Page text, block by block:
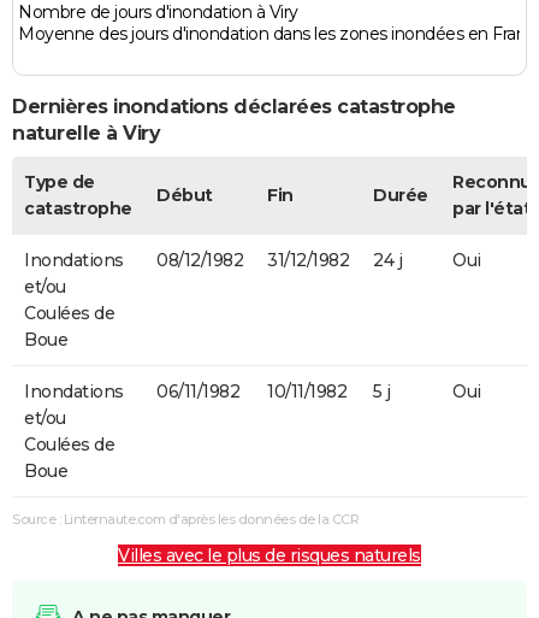
Nombre de jours d'inondation à Viry
Moyenne des jours d'inondation dans les zones inondées en
Dernières inondations déclarées catastrophe
naturelle à Viry
Type de
catastrophe
Début Fin Durée
par l'état
Inondations
et/ou
Coulées de
Boue
08/12/1982 31/12/1982 24 j Oui
Inondations
et/ou
Coulées de
Boue
06/11/1982 10/11/1982 5 j Oui
Source : Linternaute.com d'après les données de la CCR
Villes avec le plus de risques naturels